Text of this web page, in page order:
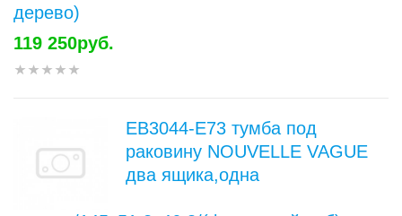
дерево)
119 250руб.
EB3044-E73 тумба под
раковину NOUVELLE VAGUE
два ящика,одна